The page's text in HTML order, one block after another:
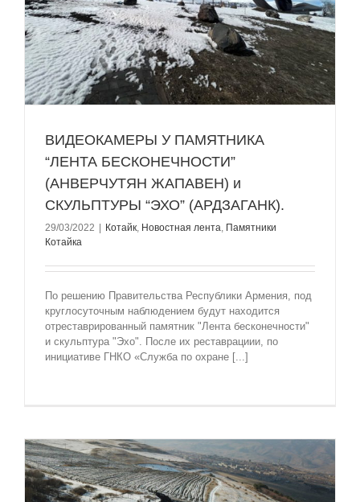
ВИДЕОКАМЕРЫ У ПАМЯТНИКА
“ЛЕНТА БЕСКОНЕЧНОСТИ”
(АНВЕРЧУТЯН ЖАПАВЕН) и
СКУЛЬПТУРЫ “ЭХО” (АРДЗАГАНК).
29/03/2022 Котайк, Новостная лента, Памятники
Котайкa
По решению Правительства Республики Армения, под
круглосуточным наблюдением будут находится
отреставрированный памятник "Лента бесконечности"
и скульптура "Эхо". После их реставрациии, по
инициативе ГНКО «Служба по охране [...]